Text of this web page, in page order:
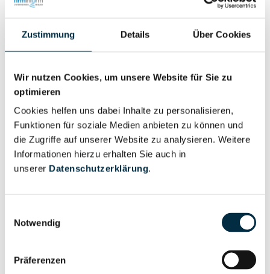
Zustimmung Details Über Cookies
Wir nutzen Cookies, um unsere Website für Sie zu
optimieren
Cookies helfen uns dabei Inhalte zu personalisieren,
Funktionen für soziale Medien anbieten zu können und
die Zugriffe auf unserer Website zu analysieren. Weitere
Informationen hierzu erhalten Sie auch in
unserer Datenschutzerklärung.
Notwendig
Präferenzen
Berechtigter
Vollständiges
anfragen
Eigentums- und Kontrollstruktur
Gesellschafterstruktur
Vollständiges
Unternehmensprofil
Unternehmensnetzwerk
Unternehmensprofil